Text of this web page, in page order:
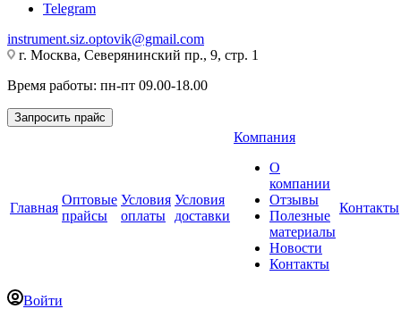
Telegram
instrument.siz.optovik@gmail.com
г. Москва, Северянинский пр., 9, стр. 1
Время работы: пн-пт 09.00-18.00
Запросить прайс
Главная
Оптовые
прайсы
Условия
оплаты
Условия
доставки
Компания
О
компании
Отзывы
Полезные
материалы
Новости
Контакты
Контакты
Войти